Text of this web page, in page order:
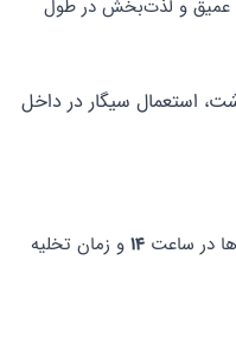
عمیق و لذت‌بخش در طول
استعمال سیگار در داخل
در ساعت 14 و زمان تخلیه